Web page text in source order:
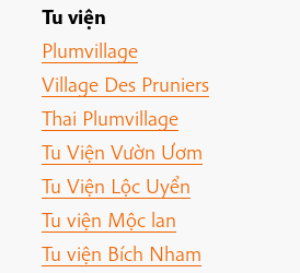
Tu viện
Plumvillage
Village Des Pruniers
Thai Plumvillage
Tu Viện Vườn Ươm
Tu Viện Lộc Uyển
Tu viện Mộc lan
Tu viện Bích Nham